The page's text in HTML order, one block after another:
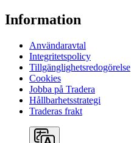
Information
Användaravtal
Integritetspolicy
Tillgänglighetsredogörelse
Cookies
Jobba på Tradera
Hållbarhetsstrategi
Traderas frakt